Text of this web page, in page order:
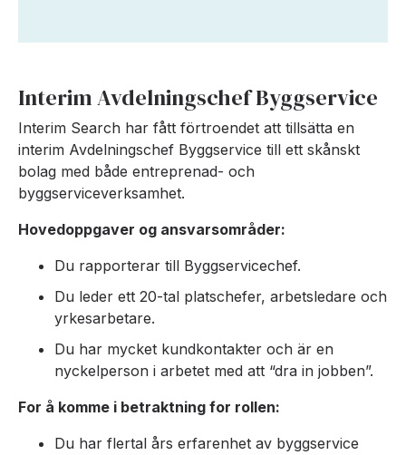
Interim Avdelningschef Byggservice
Interim Search har fått förtroendet att tillsätta en
interim Avdelningschef Byggservice till ett skånskt
bolag med både entreprenad- och
byggserviceverksamhet.
Hovedoppgaver og ansvarsområder:
Du rapporterar till Byggservicechef.
Du leder ett 20-tal platschefer, arbetsledare och
yrkesarbetare.
Du har mycket kundkontakter och är en
nyckelperson i arbetet med att “dra in jobben”.
For å komme i betraktning for rollen:
Du har flertal års erfarenhet av byggservice